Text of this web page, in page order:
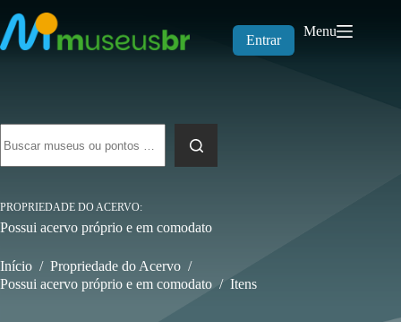
para
o
conteúdo
Entrar
Menu
resultados
PROPRIEDADE DO ACERVO
Possui acervo próprio e em comodato
Início / Propriedade do Acervo /
Possui acervo próprio e em comodato / Itens